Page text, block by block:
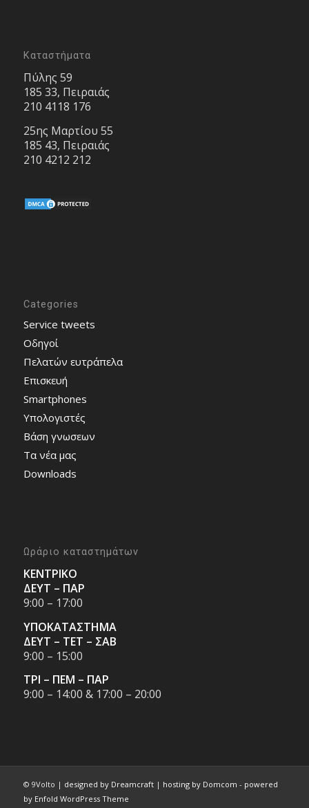
Καταστήματα
Πύλης 59
185 33, Πειραιάς
210 4118 176
25ης Μαρτίου 55
185 43, Πειραιάς
210 4212 212
Categories
Service tweets
Οδηγοί
Πελατών ευτράπελα
Επισκευή
Smartphones
Υπολογιστές
Bάση γνωσεων
Τα νέα μας
Downloads
Ωράριο καταστημάτων
ΚΕΝΤΡΙΚΟ
ΔΕΥΤ – ΠΑΡ
9:00 – 17:00
ΥΠΟΚΑΤΑΣΤΗΜΑ
ΔΕΥΤ – ΤΕΤ – ΣΑΒ
9:00 – 15:00
ΤΡΙ – ΠΕΜ – ΠΑΡ
9:00 – 14:00 & 17:00 – 20:00
© 9Volto | designed by Dreamcraft| hosting by Domcom - powered
by Enfold WordPress Theme